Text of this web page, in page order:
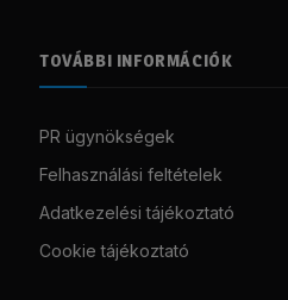
TOVÁBBI INFORMÁCIÓK
PR ügynökségek
Felhasználási feltételek
Adatkezelési tájékoztató
Cookie tájékoztató